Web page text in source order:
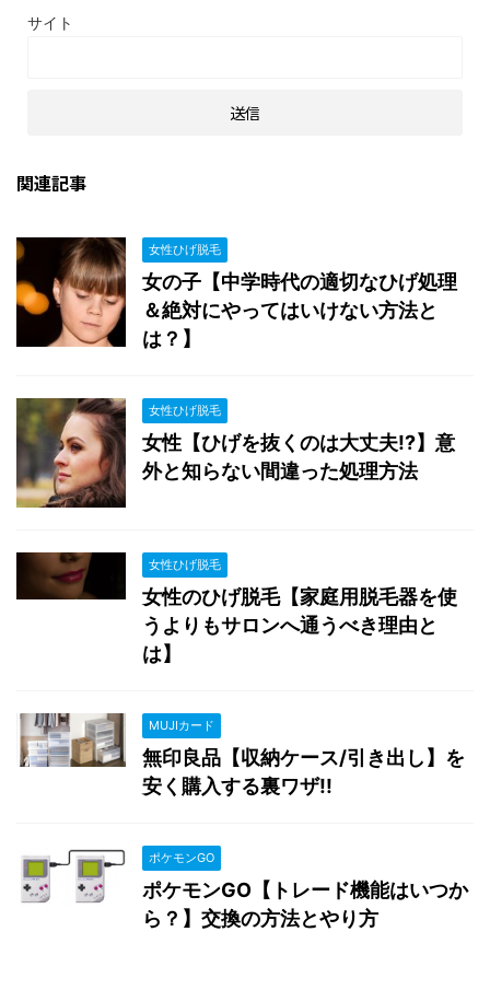
サイト
関連記事
女性ひげ脱毛
女の子【中学時代の適切なひげ処理
＆絶対にやってはいけない方法と
は？】
女性ひげ脱毛
女性【ひげを抜くのは大丈夫!?】意
外と知らない間違った処理方法
女性ひげ脱毛
女性のひげ脱毛【家庭用脱毛器を使
うよりもサロンへ通うべき理由と
は】
MUJIカード
無印良品【収納ケース/引き出し】を
安く購入する裏ワザ!!
ポケモンGO
ポケモンGO【トレード機能はいつか
ら？】交換の方法とやり方